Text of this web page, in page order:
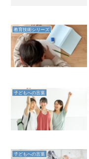
教育技術シリーズ
子どもへの言葉
子どもへの言葉